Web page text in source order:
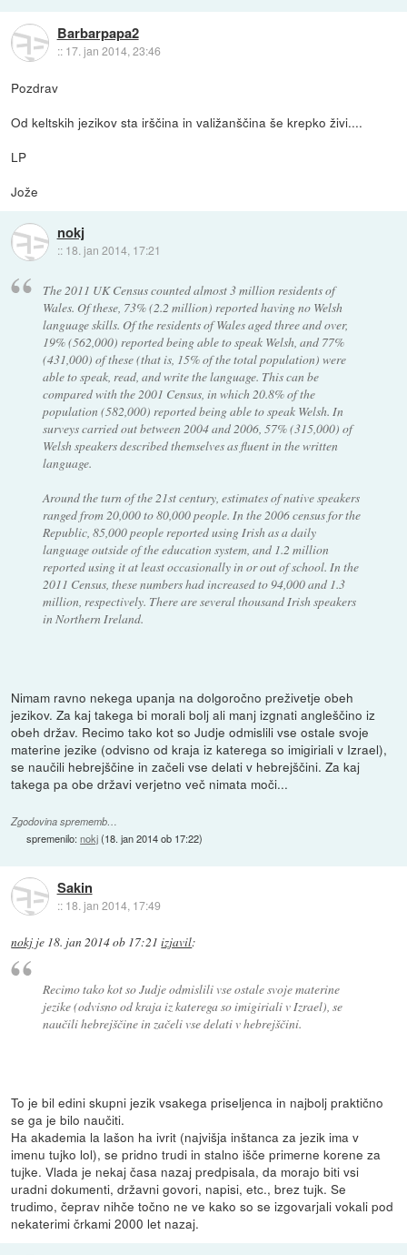
Barbarpapa2
:: 17. jan 2014, 23:46
Pozdrav
Od keltskih jezikov sta irščina in valižanščina še krepko živi....
LP
Jože
nokj
:: 18. jan 2014, 17:21
The 2011 UK Census counted almost 3 million residents of
Wales. Of these, 73% (2.2 million) reported having no Welsh
language skills. Of the residents of Wales aged three and over,
19% (562,000) reported being able to speak Welsh, and 77%
(431,000) of these (that is, 15% of the total population) were
able to speak, read, and write the language. This can be
compared with the 2001 Census, in which 20.8% of the
population (582,000) reported being able to speak Welsh. In
surveys carried out between 2004 and 2006, 57% (315,000) of
Welsh speakers described themselves as fluent in the written
language.
Around the turn of the 21st century, estimates of native speakers
ranged from 20,000 to 80,000 people. In the 2006 census for the
Republic, 85,000 people reported using Irish as a daily
language outside of the education system, and 1.2 million
reported using it at least occasionally in or out of school. In the
2011 Census, these numbers had increased to 94,000 and 1.3
million, respectively. There are several thousand Irish speakers
in Northern Ireland.
Nimam ravno nekega upanja na dolgoročno preživetje obeh
jezikov. Za kaj takega bi morali bolj ali manj izgnati angleščino iz
obeh držav. Recimo tako kot so Judje odmislili vse ostale svoje
materine jezike (odvisno od kraja iz katerega so imigiriali v Izrael),
se naučili hebrejščine in začeli vse delati v hebrejščini. Za kaj
takega pa obe državi verjetno več nimata moči...
Zgodovina sprememb…
spremenilo:nokj(18. jan 2014 ob 17:22)
Sakin
:: 18. jan 2014, 17:49
nokj je 18. jan 2014 ob 17:21 izjavil:
Recimo tako kot so Judje odmislili vse ostale svoje materine
jezike (odvisno od kraja iz katerega so imigiriali v Izrael), se
naučili hebrejščine in začeli vse delati v hebrejščini.
To je bil edini skupni jezik vsakega priseljenca in najbolj praktično
se ga je bilo naučiti.
Ha akademia la lašon ha ivrit (najvišja inštanca za jezik ima v
imenu tujko lol), se pridno trudi in stalno išče primerne korene za
tujke. Vlada je nekaj časa nazaj predpisala, da morajo biti vsi
uradni dokumenti, državni govori, napisi, etc., brez tujk. Se
trudimo, čeprav nihče točno ne ve kako so se izgovarjali vokali pod
nekaterimi črkami 2000 let nazaj.